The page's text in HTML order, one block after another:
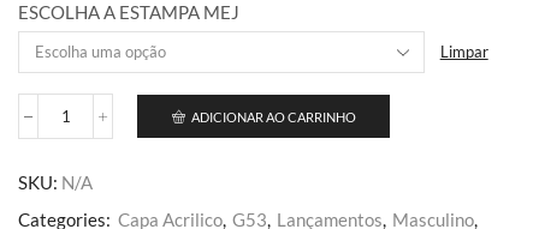
R$ 130,00
ESCOLHA A ESTAMPA MEJ
Limpar
Capa
Masculino
MOTOROLA
ADICIONAR AO CARRINHO
SKU: N/A
Categories: Capa Acrilico, G53, Lançamentos, Masculino,